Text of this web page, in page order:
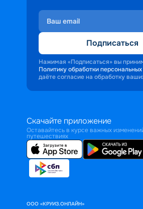
Подписаться
Нажимая «Подписаться» вы
Политику обработки
даёте согласие на обработку
Скачайте приложение
Оставайтесь в курсе важных
путешествиях
ООО «КРУИЗ.ОНЛАЙН»